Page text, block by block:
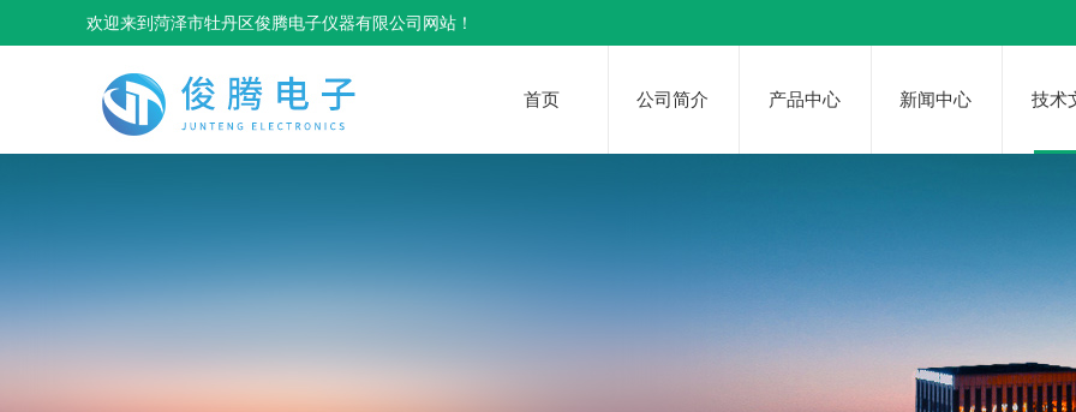
欢迎来到菏泽市牡丹区俊腾电子仪器有限公司网站！
首页 公司简介 产品中心 新闻中心 技术